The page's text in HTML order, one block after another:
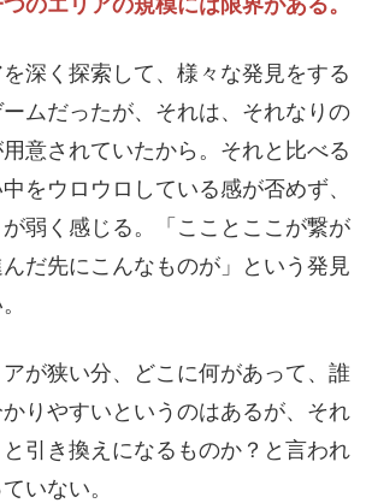
のエリアの規模には限界がある。
深く探索して、様々な発見をする
ムだったが、それは、それなりの
意されていたから。それと比べる
をウロウロしている感が否めず、
弱く感じる。「こことここが繋が
だ先にこんなものが」という発見
が狭い分、どこに何があって、誰
りやすいというのはあるが、それ
引き換えになるものか？と言われ
いない。